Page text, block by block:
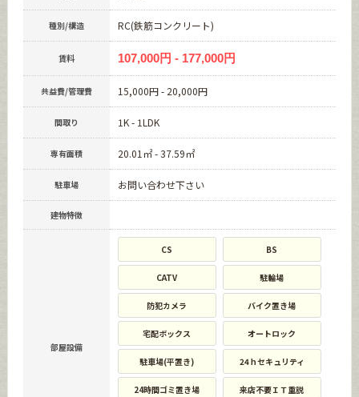
種別/構造 RC(鉄筋コンクリート)
賃料 107,000円 - 177,000円
共益費/管理費 15,000円 - 20,000円
間取り 1K - 1LDK
専有面積 20.01㎡ - 37.59㎡
駐車場 お問い合わせ下さい
建物特徴
部屋設備
CS BS
CATV 駐輪場
防犯カメラ バイク置き場
宅配ボックス オートロック
駐車場(平置き) 24ｈセキュリティ
24時間ゴミ置き場 来店不要ＩＴ重説